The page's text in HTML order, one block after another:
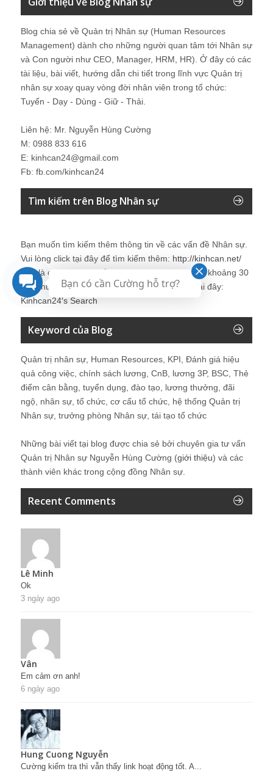
Blog chia sẻ về Quản trị Nhân sự (Human Resources
Management) dành cho những người quan tâm tới Nhân sự
và Con người như CEO, Manager, HRM, HR). Ở đây có các
tài liệu, bài viết, hướng dẫn chi tiết trong lĩnh vực Quản trị
nhân sự xoay quay vòng đời nhân viên trong tổ chức:
Tuyển - Dạy - Dùng - Giữ - Thải.
Liên hệ: Mr. Nguyễn Hùng Cường
M: 0988 833 616
E: kinhcan24@gmail.com
Fb: fb.com/kinhcan24
Tìm kiếm trên Blog Nhân sự
Bạn muốn tìm kiếm thêm thông tin về các vấn đề Nhân sự
Vui lòng click tại đây để tìm kiếm thêm: http://kinhcan.net/
Đây là công cụ tìm kiếm được tích hợp tìm kiếm khoảng 30
site chuyên về nhân sự . Chi tiết vui lòng click tại đây:
Kinhcan24′s Search
Keyword của Blog
Quản trị nhân sự, Human Resources, KPI, Đánh giá hiệu
quả công việc, chính sách lương, CnB, lương 3P, BSC, Thẻ
điểm cân bằng, tuyển dụng, đào tạo, lương thưởng, đãi
ngộ, nhân sự, tổ chức, cơ cấu tổ chức, hệ thống Quản trị
Nhân sự, trưởng phòng Nhân sự, tái tạo tổ chức
Những bài viết tại blog được chia sẻ bởi chuyên gia tư vấn
Quản trị Nhân sự Nguyễn Hùng Cường (giới thiệu) và các
thành viên khác trong cộng đồng Nhân sự.
Recent Comments
Lê Minh
Ok
3 ngày ago
Vân
Em cảm ơn anh!
6 ngày ago
Hung Cuong Nguyễn
Cường kiểm tra thì vẫn thấy link hoạt động tốt. A...
Bạn có cần Cường hỗ trợ?